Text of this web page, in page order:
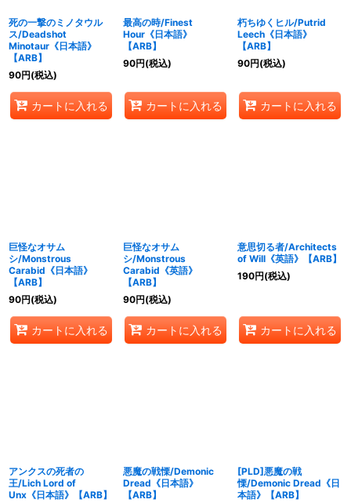
死の一撃のミノタウル
ス/Deadshot
Minotaur《日本語》
【ARB】
90円(税込)
カートに入れる
最高の時/Finest
Hour《日本語》
【ARB】
90円(税込)
カートに入れる
朽ちゆくヒル/Putrid
Leech《日本語》
【ARB】
90円(税込)
カートに入れる
巨怪なオサム
シ/Monstrous
Carabid《日本語》
【ARB】
90円(税込)
カートに入れる
巨怪なオサム
シ/Monstrous
Carabid《英語》
【ARB】
90円(税込)
カートに入れる
意思切る者/Architects
of Will《英語》【ARB】
190円(税込)
カートに入れる
アンクスの死者の
王/Lich Lord of
Unx《日本語》【ARB】
悪魔の戦慄/Demonic
Dread《日本語》
【ARB】
[PLD]悪魔の戦
慄/Demonic Dread《日
本語》【ARB】